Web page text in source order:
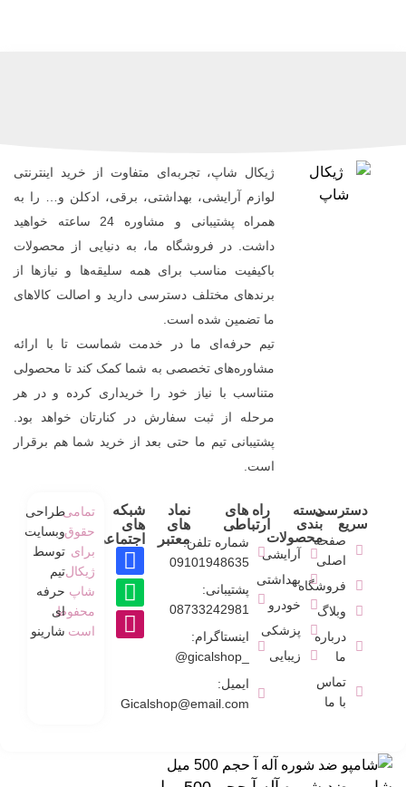
ژیکال شاپ، تجربه‌ای متفاوت از خرید اینترنتی
لوازم آرایشی، بهداشتی، برقی، ادکلن و… را به
همراه پشتیبانی و مشاوره 24 ساعته خواهید
داشت. در فروشگاه ما، به دنیایی از محصولات
باکیفیت مناسب برای همه سلیقه‌ها و نیازها از
برندهای مختلف دسترسی دارید و اصالت کالاهای
ما تضمین شده است.
تیم حرفه‌ای ما در خدمت شماست تا با ارائه
مشاوره‌های تخصصی به شما کمک کند تا محصولی
متناسب با نیاز خود را خریداری کرده و در هر
مرحله از ثبت سفارش در کنارتان خواهد بود.
پشتیبانی تیم ما حتی بعد از خرید شما هم برقرار
است.
دسترسی
سریع
صفحه
اصلی
فروشگاه
وبلاگ
درباره
ما
تماس
با ما
دسته
بندی
محصولات
آرایشی
بهداشتی
خودرو
پزشکی
زیبایی
راه های
ارتباطی
شماره تلفن:
09101948635
پشتیبانی:
08733242981
اینستاگرام:
_gicalshop@
ایمیل:
Gicalshop@email.com
نماد
های
معتبر
شبکه
های
اجتماعی
تمامی
حقوق
برای
ژیکال
شاپ
محفوط
است
طراحی
وبسایت
توسط
تیم
حرفه
ای
شارینو